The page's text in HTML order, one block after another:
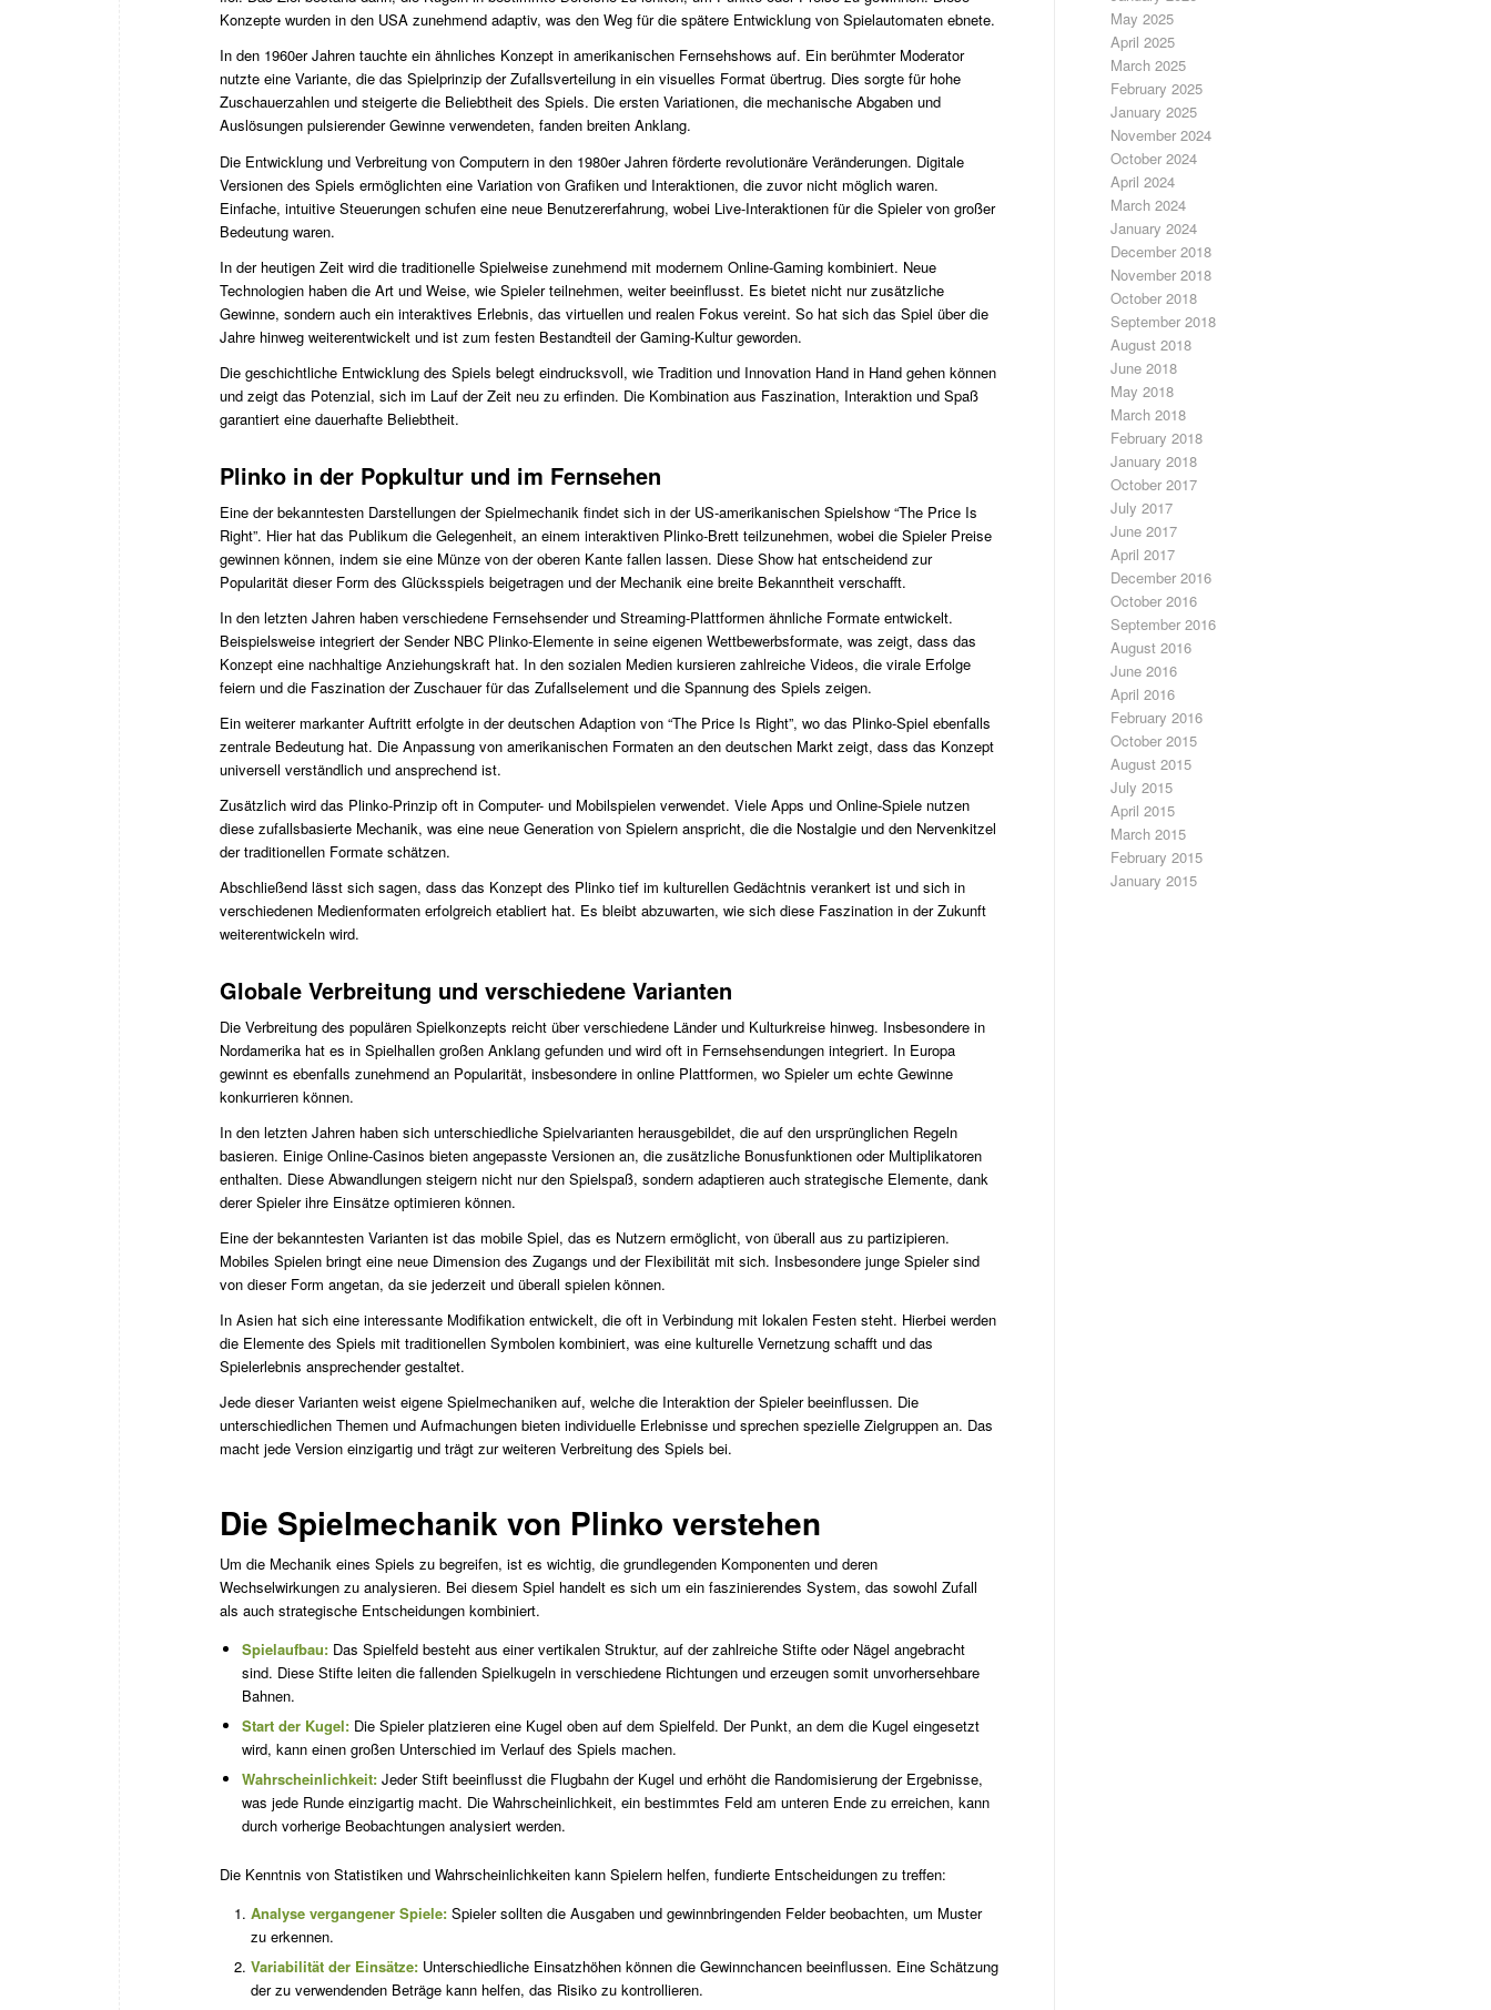
Konzepte wurden in den USA zunehmend adaptiv, was den Weg für die spätere Entwicklung von Spielautomaten ebnete.
In den 1960er Jahren tauchte ein ähnliches Konzept in amerikanischen Fernsehshows auf. Ein berühmter Moderator
nutzte eine Variante, die das Spielprinzip der Zufallsverteilung in ein visuelles Format übertrug. Dies sorgte für hohe
Zuschauerzahlen und steigerte die Beliebtheit des Spiels. Die ersten Variationen, die mechanische Abgaben und
Auslösungen pulsierender Gewinne verwendeten, fanden breiten Anklang.
Die Entwicklung und Verbreitung von Computern in den 1980er Jahren förderte revolutionäre Veränderungen. Digitale
Versionen des Spiels ermöglichten eine Variation von Grafiken und Interaktionen, die zuvor nicht möglich waren.
Einfache, intuitive Steuerungen schufen eine neue Benutzererfahrung, wobei Live-Interaktionen für die Spieler von großer
Bedeutung waren.
In der heutigen Zeit wird die traditionelle Spielweise zunehmend mit modernem Online-Gaming kombiniert. Neue
Technologien haben die Art und Weise, wie Spieler teilnehmen, weiter beeinflusst. Es bietet nicht nur zusätzliche
Gewinne, sondern auch ein interaktives Erlebnis, das virtuellen und realen Fokus vereint. So hat sich das Spiel über die
Jahre hinweg weiterentwickelt und ist zum festen Bestandteil der Gaming-Kultur geworden.
Die geschichtliche Entwicklung des Spiels belegt eindrucksvoll, wie Tradition und Innovation Hand in Hand gehen können
und zeigt das Potenzial, sich im Lauf der Zeit neu zu erfinden. Die Kombination aus Faszination, Interaktion und Spaß
garantiert eine dauerhafte Beliebtheit.
Plinko in der Popkultur und im Fernsehen
Eine der bekanntesten Darstellungen der Spielmechanik findet sich in der US-amerikanischen Spielshow “The Price Is
Right”. Hier hat das Publikum die Gelegenheit, an einem interaktiven Plinko-Brett teilzunehmen, wobei die Spieler Preise
gewinnen können, indem sie eine Münze von der oberen Kante fallen lassen. Diese Show hat entscheidend zur
Popularität dieser Form des Glücksspiels beigetragen und der Mechanik eine breite Bekanntheit verschafft.
In den letzten Jahren haben verschiedene Fernsehsender und Streaming-Plattformen ähnliche Formate entwickelt.
Beispielsweise integriert der Sender NBC Plinko-Elemente in seine eigenen Wettbewerbsformate, was zeigt, dass das
Konzept eine nachhaltige Anziehungskraft hat. In den sozialen Medien kursieren zahlreiche Videos, die virale Erfolge
feiern und die Faszination der Zuschauer für das Zufallselement und die Spannung des Spiels zeigen.
Ein weiterer markanter Auftritt erfolgte in der deutschen Adaption von “The Price Is Right”, wo das Plinko-Spiel ebenfalls
zentrale Bedeutung hat. Die Anpassung von amerikanischen Formaten an den deutschen Markt zeigt, dass das Konzept
universell verständlich und ansprechend ist.
Zusätzlich wird das Plinko-Prinzip oft in Computer- und Mobilspielen verwendet. Viele Apps und Online-Spiele nutzen
diese zufallsbasierte Mechanik, was eine neue Generation von Spielern anspricht, die die Nostalgie und den Nervenkitzel
der traditionellen Formate schätzen.
Abschließend lässt sich sagen, dass das Konzept des Plinko tief im kulturellen Gedächtnis verankert ist und sich in
verschiedenen Medienformaten erfolgreich etabliert hat. Es bleibt abzuwarten, wie sich diese Faszination in der Zukunft
weiterentwickeln wird.
Globale Verbreitung und verschiedene Varianten
Die Verbreitung des populären Spielkonzepts reicht über verschiedene Länder und Kulturkreise hinweg. Insbesondere in
Nordamerika hat es in Spielhallen großen Anklang gefunden und wird oft in Fernsehsendungen integriert. In Europa
gewinnt es ebenfalls zunehmend an Popularität, insbesondere in online Plattformen, wo Spieler um echte Gewinne
konkurrieren können.
In den letzten Jahren haben sich unterschiedliche Spielvarianten herausgebildet, die auf den ursprünglichen Regeln
basieren. Einige Online-Casinos bieten angepasste Versionen an, die zusätzliche Bonusfunktionen oder Multiplikatoren
enthalten. Diese Abwandlungen steigern nicht nur den Spielspaß, sondern adaptieren auch strategische Elemente, dank
derer Spieler ihre Einsätze optimieren können.
Eine der bekanntesten Varianten ist das mobile Spiel, das es Nutzern ermöglicht, von überall aus zu partizipieren.
Mobiles Spielen bringt eine neue Dimension des Zugangs und der Flexibilität mit sich. Insbesondere junge Spieler sind
von dieser Form angetan, da sie jederzeit und überall spielen können.
In Asien hat sich eine interessante Modifikation entwickelt, die oft in Verbindung mit lokalen Festen steht. Hierbei werden
die Elemente des Spiels mit traditionellen Symbolen kombiniert, was eine kulturelle Vernetzung schafft und das
Spielerlebnis ansprechender gestaltet.
Jede dieser Varianten weist eigene Spielmechaniken auf, welche die Interaktion der Spieler beeinflussen. Die
unterschiedlichen Themen und Aufmachungen bieten individuelle Erlebnisse und sprechen spezielle Zielgruppen an. Das
macht jede Version einzigartig und trägt zur weiteren Verbreitung des Spiels bei.
Die Spielmechanik von Plinko verstehen
Um die Mechanik eines Spiels zu begreifen, ist es wichtig, die grundlegenden Komponenten und deren
Wechselwirkungen zu analysieren. Bei diesem Spiel handelt es sich um ein faszinierendes System, das sowohl Zufall
als auch strategische Entscheidungen kombiniert.
Spielaufbau: Das Spielfeld besteht aus einer vertikalen Struktur, auf der zahlreiche Stifte oder Nägel angebracht
sind. Diese Stifte leiten die fallenden Spielkugeln in verschiedene Richtungen und erzeugen somit unvorhersehbare
Bahnen.
Start der Kugel: Die Spieler platzieren eine Kugel oben auf dem Spielfeld. Der Punkt, an dem die Kugel eingesetzt
wird, kann einen großen Unterschied im Verlauf des Spiels machen.
Wahrscheinlichkeit: Jeder Stift beeinflusst die Flugbahn der Kugel und erhöht die Randomisierung der Ergebnisse,
was jede Runde einzigartig macht. Die Wahrscheinlichkeit, ein bestimmtes Feld am unteren Ende zu erreichen, kann
durch vorherige Beobachtungen analysiert werden.
Die Kenntnis von Statistiken und Wahrscheinlichkeiten kann Spielern helfen, fundierte Entscheidungen zu treffen:
Analyse vergangener Spiele: Spieler sollten die Ausgaben und gewinnbringenden Felder beobachten, um Muster
zu erkennen.
Variabilität der Einsätze: Unterschiedliche Einsatzhöhen können die Gewinnchancen beeinflussen. Eine Schätzung
der zu verwendenden Beträge kann helfen, das Risiko zu kontrollieren.
May 2025
April 2025
March 2025
February 2025
January 2025
November 2024
October 2024
April 2024
March 2024
January 2024
December 2018
November 2018
October 2018
September 2018
August 2018
June 2018
May 2018
March 2018
February 2018
January 2018
October 2017
July 2017
June 2017
April 2017
December 2016
October 2016
September 2016
August 2016
June 2016
April 2016
February 2016
October 2015
August 2015
July 2015
April 2015
March 2015
February 2015
January 2015